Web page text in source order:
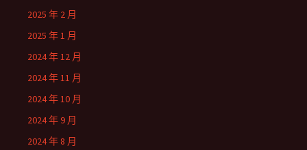
2025 年 2 月
2025 年 1 月
2024 年 12 月
2024 年 11 月
2024 年 10 月
2024 年 9 月
2024 年 8 月